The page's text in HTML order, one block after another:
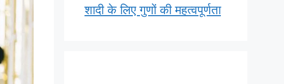
शादी के लिए गुणों की महत्वपूर्णता